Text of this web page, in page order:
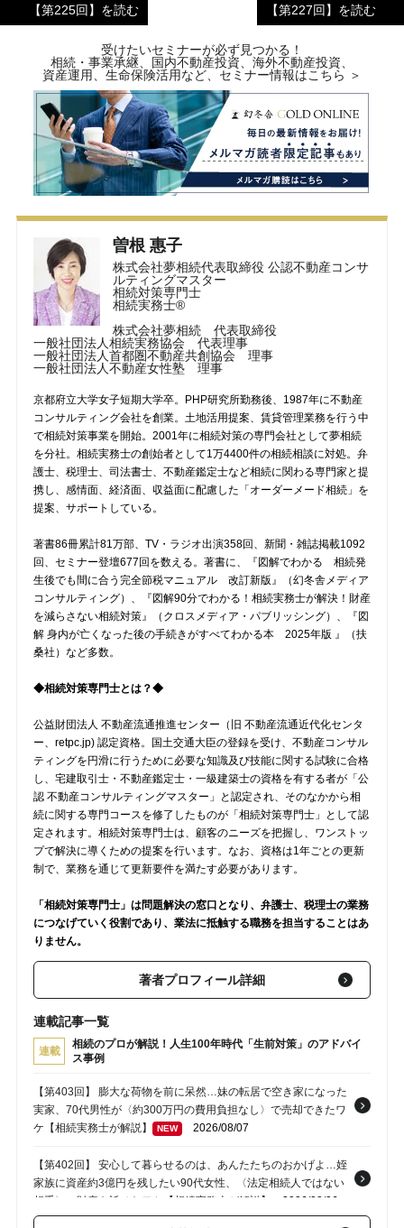
【第225回】を読む 【第227回】を読む
受けたいセミナーが必ず見つかる！
相続・事業承継、国内不動産投資、海外不動産投資、
資産運用、生命保険活用など、セミナー情報はこちら ＞
曽根 惠子
株式会社夢相続代表取締役 公認不動産コンサ
ルティングマスター
相続対策専門士
相続実務士®
株式会社夢相続 代表取締役
一般社団法人相続実務協会 代表理事
一般社団法人首都圏不動産共創協会 理事
一般社団法人不動産女性塾 理事
京都府立大学女子短期大学卒。PHP研究所勤務後、1987年に不動産
コンサルティング会社を創業。土地活用提案、賃貸管理業務を行う中
で相続対策事業を開始。2001年に相続対策の専門会社として夢相続
を分社。相続実務士の創始者として1万4400件の相続相談に対処。弁
護士、税理士、司法書士、不動産鑑定士など相続に関わる専門家と提
携し、感情面、経済面、収益面に配慮した「オーダーメード相続」を
提案、サポートしている。
著書86冊累計81万部、TV・ラジオ出演358回、新聞・雑誌掲載1092
回、セミナー登壇677回を数える。著書に、『図解でわかる 相続発
生後でも間に合う完全節税マニュアル 改訂新版』（幻冬舎メディア
コンサルティング）、『図解90分でわかる！相続実務士が解決！財産
を減らさない相続対策』（クロスメディア・パブリッシング）、『図
解 身内が亡くなった後の手続きがすべてわかる本 2025年版 』（扶
桑社）など多数。
◆相続対策専門士とは？◆
公益財団法人 不動産流通推進センター（旧 不動産流通近代化センタ
ー、retpc.jp) 認定資格。国土交通大臣の登録を受け、不動産コンサル
ティングを円滑に行うために必要な知識及び技能に関する試験に合格
し、宅建取引士・不動産鑑定士・一級建築士の資格を有する者が「公
認 不動産コンサルティングマスター」と認定され、そのなかから相
続に関する専門コースを修了したものが「相続対策専門士」として認
定されます。相続対策専門士は、顧客のニーズを把握し、ワンストッ
プで解決に導くための提案を行います。なお、資格は1年ごとの更新
制で、業務を通じて更新要件を満たす必要があります。
「相続対策専門士」は問題解決の窓口となり、弁護士、税理士の業務
につなげていく役割であり、業法に抵触する職務を担当することはあ
りません。
著者プロフィール詳細
連載記事一覧
連載
相続のプロが解説！人生100年時代「生前対策」のアドバイ
ス事例
【第403回】 膨大な荷物を前に呆然…妹の転居で空き家になった
実家、70代男性が〈約300万円の費用負担なし〉で売却できたワ
ケ【相続実務士が解説】
NEW 2026/08/07
【第402回】 安心して暮らせるのは、あんたたちのおかげよ…姪
家族に資産約3億円を残したい90代女性、〈法定相続人ではない
相手〉に財産を託せたワケ【相続実務士が解説】
2026/08/06